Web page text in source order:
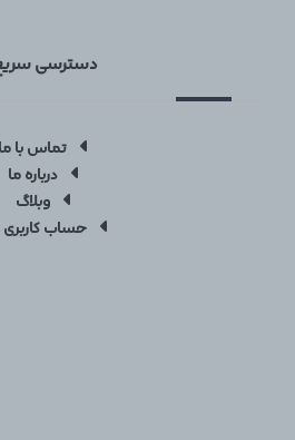
دسترسی
تماس با ما
درباره ما
وبلاگ
حساب